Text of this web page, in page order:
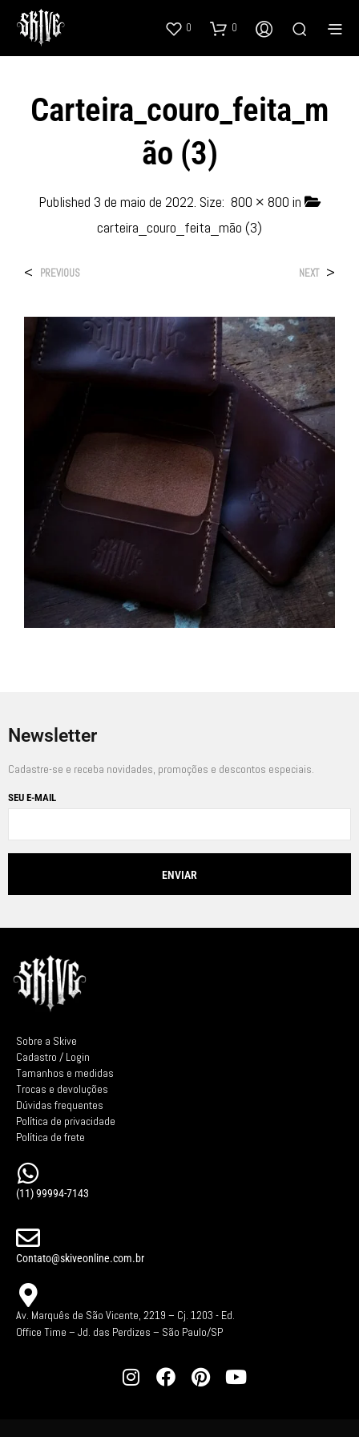
0 0
Carteira_couro_feita_m
Ão (3)
Published 3 de maio de 2022. Size: 800 × 800 in
carteira_couro_feita_mão (3)
< PREVIOUS NEXT >
Newsletter
Cadastre-se e receba novidades, promoções e descontos especiais.
SEU E-MAIL
Sobre a Skive
Cadastro / Login
Tamanhos e medidas
Trocas e devoluções
Dúvidas frequentes
Política de privacidade
Política de frete
(11) 99994-7143
Contato@skiveonline.com.br
Av. Marquês de São Vicente, 2219 – Cj. 1203 - Ed.
Office Time – Jd. das Perdizes – São Paulo/SP